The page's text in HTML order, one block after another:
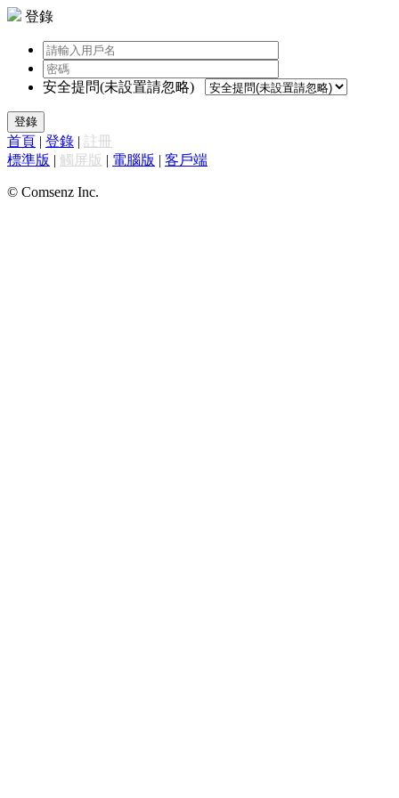
登錄
安全提問(未設置請忽略)
登錄
首頁 | 登錄 | 註冊
標準版 | 觸屏版 | 電腦版 | 客戶端
© Comsenz Inc.